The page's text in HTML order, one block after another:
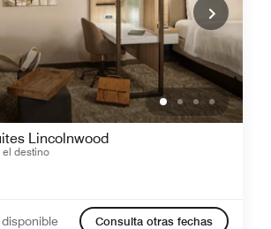
Lincolnwood
el destino
Consulta otras fechas